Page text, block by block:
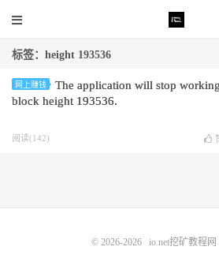
标签：height 193536
网上赚钱
The application will stop
block height 193536.
阅读(142)
© 2026-2026 io.net挖矿教程网